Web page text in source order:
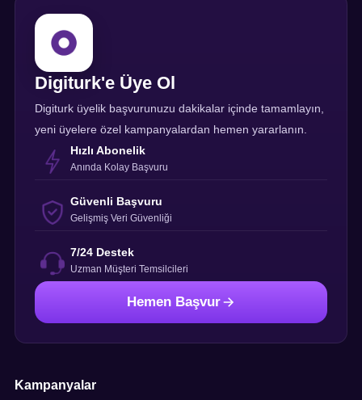
Digiturk'e Üye Ol
Digiturk üyelik başvurunuzu dakikalar içinde tamamlayın,
yeni üyelere özel kampanyalardan hemen yararlanın.
Hızlı Abonelik
Anında Kolay Başvuru
Güvenli Başvuru
Gelişmiş Veri Güvenliği
7/24 Destek
Uzman Müşteri Temsilcileri
Hemen Başvur
Kampanyalar